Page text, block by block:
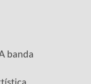
banda